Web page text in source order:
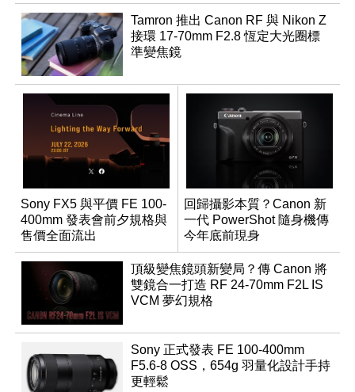
Tamron 推出 Canon RF 與 Nikon Z
接環 17-70mm F2.8 恆定大光圈標
準變焦鏡
Sony FX5 與平價 FE 100-
400mm 發表會前夕規格與
售價全面流出
回歸攝影本質？Canon 新
一代 PowerShot 隨身機傳
今年底前現身
頂級變焦鏡頭新變局？傳 Canon 將
雙鏡合一打造 RF 24-70mm F2L IS
VCM 夢幻規格
Sony 正式發表 FE 100-400mm
F5.6-8 OSS，654g 羽量化設計手持
更輕鬆